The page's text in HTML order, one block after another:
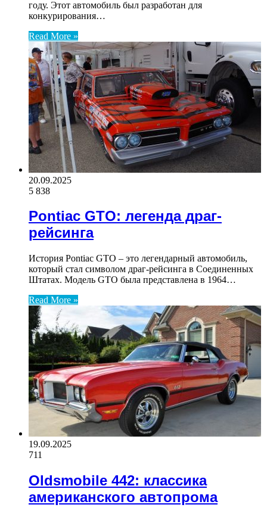
году. Этот автомобиль был разработан для
конкурирования…
Read More »
20.09.2025
5 838
Pontiac GTO: легенда драг-
рейсинга
История Pontiac GTO – это легендарный автомобиль,
который стал символом драг-рейсинга в Соединенных
Штатах. Модель GTO была представлена в 1964…
Read More »
19.09.2025
711
Oldsmobile 442: классика
американского автопрома